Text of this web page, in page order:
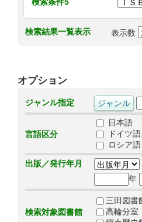
検索結果一覧表示 表示数
オプション
ジャンル指定
言語区分
日本語
ドイツ語
ロシア語
出版／発行年月
年
検索対象図書館
三田図書
高輪分室